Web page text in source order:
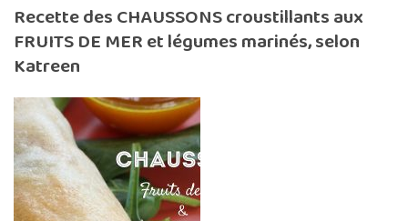
Recette des CHAUSSONS croustillants aux
FRUITS DE MER et légumes marinés, selon
Katreen